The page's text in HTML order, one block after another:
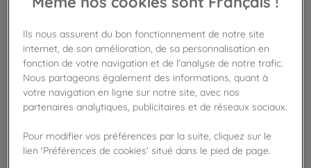
Disponible en boutique !
Vérifier la disponibilité en magasin
Frais de port offert
dès 50€ d'achat
Gagnez 12 points de fidélité !
avec notre programme Privilège
Ils nous assurent du bon fonctionnement de notre site
internet, de son amélioration, de sa personnalisation en
fonction de votre navigation et de l'analyse de notre trafic.
Nous partageons également des informations, quant à
votre navigation en ligne sur notre site, avec nos
partenaires analytiques, publicitaires et de réseaux sociaux.
Pour modifier vos préférences par la suite, cliquez sur le
lien 'Préférences de cookies' situé dans le pied de page.